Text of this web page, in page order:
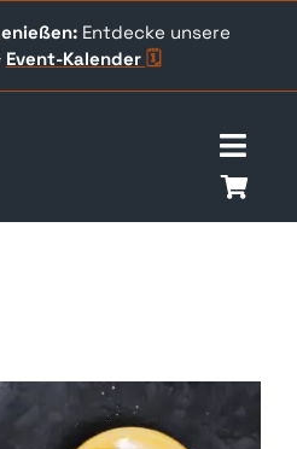
Entdecke unsere
Event-Kalender 🗓️